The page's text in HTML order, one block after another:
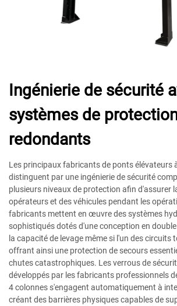
Ingénierie de sécurité
systèmes de
redondants
Les principaux fabricants de ponts élévateurs
distinguent par une ingénierie de sécurité
plusieurs niveaux de protection afin d'assurer
opérateurs et des véhicules pendant les
fabricants mettent en œuvre des systèmes
sophistiqués dotés d'une conception en
la capacité de levage même si l'un des circuits
offrant ainsi une protection de secours
chutes catastrophiques. Les verrous de
développés par les fabricants professionnels
4 colonnes s'engagent automatiquement à
créant des barrières physiques capables de